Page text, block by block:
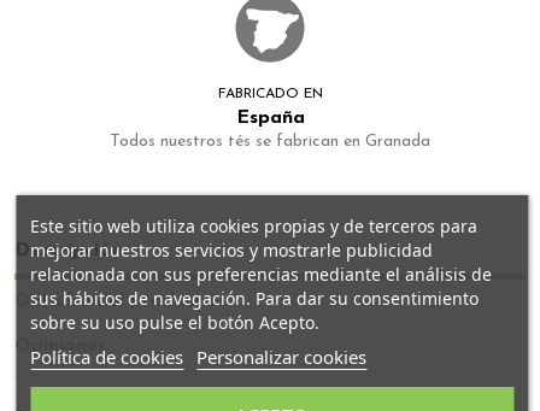
FABRICADO EN
España
Todos nuestros tés se fabrican en Granada
Descripción
Detalles del producto
Opiniones
Este sitio web utiliza cookies propias y de terceros para
mejorar nuestros servicios y mostrarle publicidad
relacionada con sus preferencias mediante el análisis de
sus hábitos de navegación. Para dar su consentimiento
sobre su uso pulse el botón Acepto.
Política de cookies Personalizar cookies